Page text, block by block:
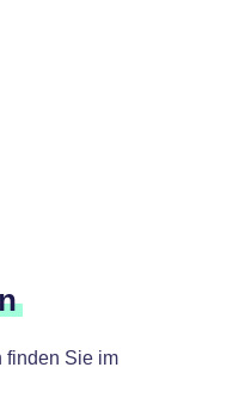
finden Sie im